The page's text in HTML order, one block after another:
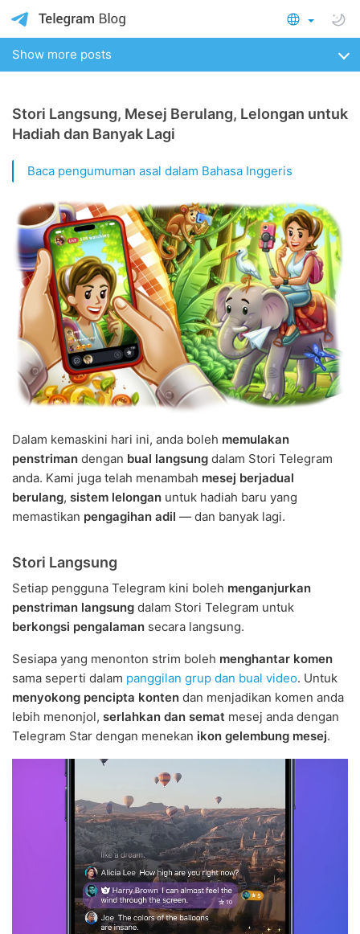
Show more posts
Stori Langsung, Mesej Berulang, Lelongan untuk
Hadiah dan Banyak Lagi
Baca pengumuman asal dalam Bahasa Inggeris
Dalam kemaskini hari ini, anda boleh memulakan
penstriman dengan bual langsung dalam Stori Telegram
anda. Kami juga telah menambah mesej berjadual
berulang, sistem lelongan untuk hadiah baru yang
memastikan pengagihan adil — dan banyak lagi.
Stori Langsung
Setiap pengguna Telegram kini boleh menganjurkan
penstriman langsung dalam Stori Telegram untuk
berkongsi pengalaman secara langsung.
Sesiapa yang menonton strim boleh menghantar komen
sama seperti dalam panggilan grup dan bual video. Untuk
menyokong pencipta konten dan menjadikan komen anda
lebih menonjol, serlahkan dan semat mesej anda dengan
Telegram Star dengan menekan ikon gelembung mesej.